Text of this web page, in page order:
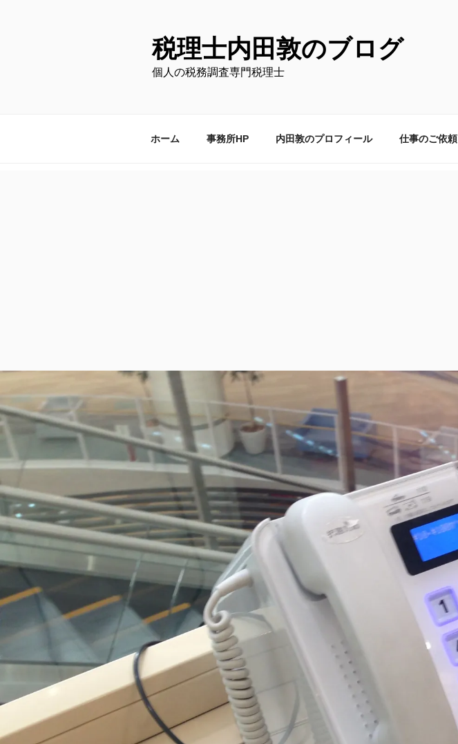
税理士内田敦のブログ
個人の税務調査専門税理士
ホーム 事務所HP 内田敦のプロフィール 仕事のご依頼